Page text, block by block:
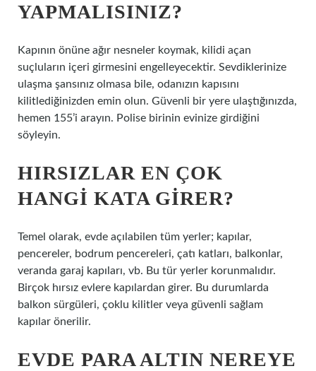
YAPMALISINIZ?
Kapının önüne ağır nesneler koymak, kilidi açan
suçluların içeri girmesini engelleyecektir. Sevdiklerinize
ulaşma şansınız olmasa bile, odanızın kapısını
kilitlediğinizden emin olun. Güvenli bir yere ulaştığınızda,
hemen 155’i arayın. Polise birinin evinize girdiğini
söyleyin.
HIRSIZLAR EN ÇOK
HANGI KATA GIRER?
Temel olarak, evde açılabilen tüm yerler; kapılar,
pencereler, bodrum pencereleri, çatı katları, balkonlar,
veranda garaj kapıları, vb. Bu tür yerler korunmalıdır.
Birçok hırsız evlere kapılardan girer. Bu durumlarda
balkon sürgüleri, çoklu kilitler veya güvenli sağlam
kapılar önerilir.
EVDE PARA ALTIN NEREYE